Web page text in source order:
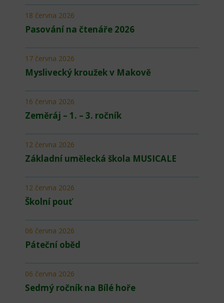
Pasování na čtenáře 2026
18 června 2026
Myslivecký kroužek v Makově
17 června 2026
Zeměráj – 1. – 3. ročník
16 června 2026
Základní umělecká škola MUSICALE
12 června 2026
Školní pouť
12 června 2026
Páteční oběd
06 června 2026
Sedmý ročník na Bílé hoře
06 června 2026